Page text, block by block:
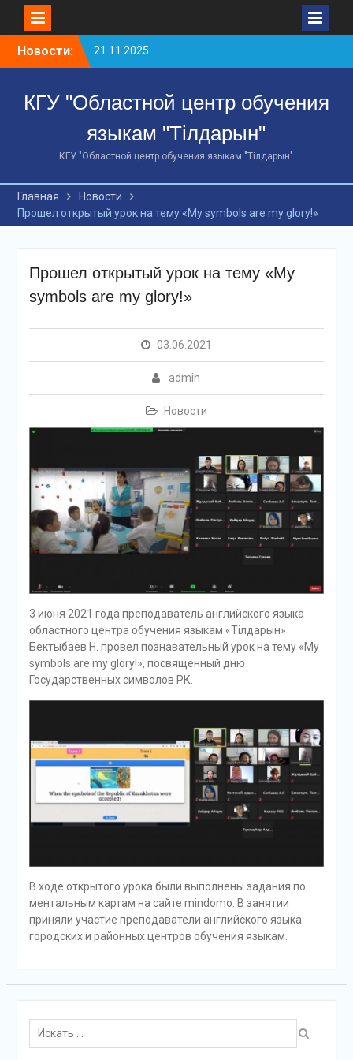
Новости:
21.11.2025
10 ноября 2025 года
Департамента полиции
Костанайской области
МВД РК завершили 48-
часовой краткосрочный
казахского языка и
получили сертификаты.
18 декабря 2025 года по
Костанайской
областисостоялся
масштабный форум под
лингвистика: эпоха
цифровойсинергии».
КГУ "Областной центр обучения
языкам "Тілдарын"
КГУ "Областной центр обучения языкам "Тілдарын"
Главная
Новости
Прошел открытый урок на тему «My symbols are my glory!»
Прошел открытый урок на тему «My
symbols are my glory!»
03.06.2021
admin
Новости
3 июня 2021 года преподаватель английского языка
областного центра обучения языкам «Тілдарын»
Бектыбаев Н. провел познавательный урок на тему «My
symbols are my glory!», посвященный дню
Государственных символов РК.
В ходе открытого урока были выполнены задания по
ментальным картам на сайте mindomo. В занятии
приняли участие преподаватели английского языка
городских и районных центров обучения языкам.
Поиск
для: